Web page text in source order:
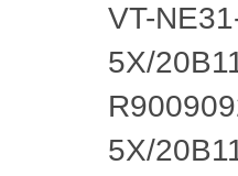
VT-
5X/
5X/